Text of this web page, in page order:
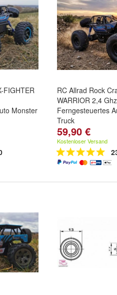
FIGHTER
Monster
RC Allrad Rock
WARRIOR 2,4 Ghz
Ferngesteuertes
Truck
59,90 €
Kostenloser Versand